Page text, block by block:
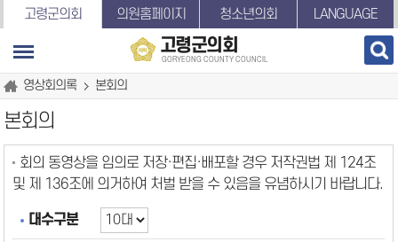
본문바로가기
고령군의회 의원홈페이지 청소년의회 LANGUAGE
고령군의회
GORYEONG COUNTY COUNCIL
영상회의록 본회의
본회의
회의 동영상을 임의로 저장·편집·배포할 경우 저작권법 제 124조
및 제 136조에 의거하여 처벌 받을 수 있음을 유념하시기 바랍니다.
대수구분